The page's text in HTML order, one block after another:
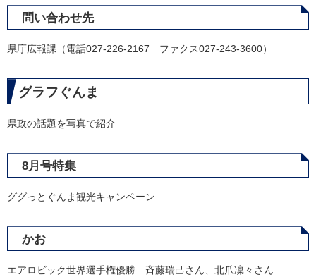
問い合わせ先
県庁広報課（電話027-226-2167 ファクス027-243-3600）
グラフぐんま
県政の話題を写真で紹介
8月号特集
ググっとぐんま観光キャンペーン
かお
エアロビック世界選手権優勝 斉藤瑞己さん、北爪凜々さん